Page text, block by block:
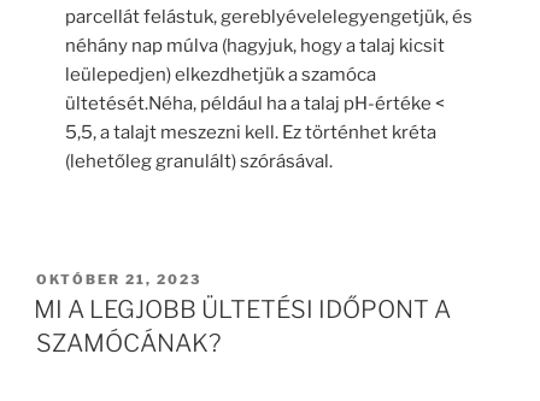
parcellát felástuk, gereblyévelelegyengetjük, és
néhány nap múlva (hagyjuk, hogy a talaj kicsit
leülepedjen) elkezdhetjük a szamóca
ültetését.Néha, például ha a talaj pH-értéke <
5,5, a talajt meszezni kell. Ez történhet kréta
(lehetőleg granulált) szórásával.
BEKÜLDVE:
OKTÓBER 21, 2023
MI A LEGJOBB ÜLTETÉSI IDŐPONT A
SZAMÓCÁNAK?